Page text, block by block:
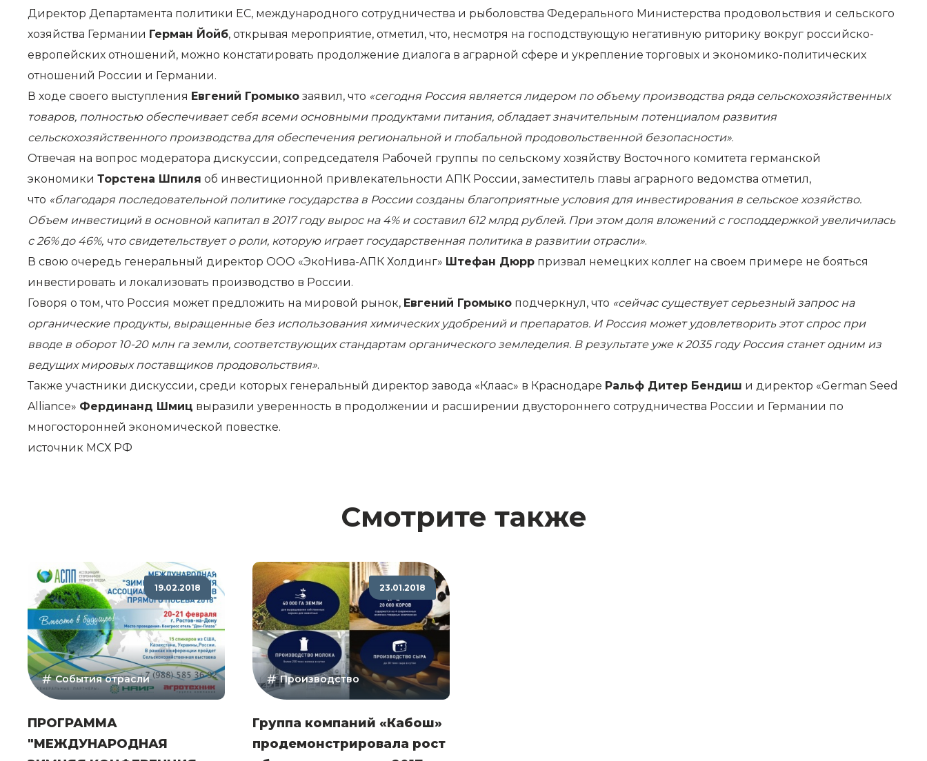
Директор Департамента политики ЕС, международного сотрудничества и рыболовства Федерального Министерства продовольствия и сельского
хозяйства Германии Герман Йойб, открывая мероприятие, отметил, что, несмотря на господствующую негативную риторику вокруг российско-
европейских отношений, можно констатировать продолжение диалога в аграрной сфере и укрепление торговых и экономико-политических
отношений России и Германии.
В ходе своего выступления Евгений Громыко заявил, что «сегодня Россия является лидером по объему производства ряда сельскохозяйственных
товаров, полностью обеспечивает себя всеми основными продуктами питания, обладает значительным потенциалом развития
сельскохозяйственного производства для обеспечения региональной и глобальной продовольственной безопасности».
Отвечая на вопрос модератора дискуссии, сопредседателя Рабочей группы по сельскому хозяйству Восточного комитета германской
экономики Торстена Шпиля об инвестиционной привлекательности АПК России, заместитель главы аграрного ведомства отметил,
что «благодаря последовательной политике государства в России созданы благоприятные условия для инвестирования в сельское хозяйство.
Объем инвестиций в основной капитал в 2017 году вырос на 4% и составил 612 млрд рублей. При этом доля вложений с господдержкой увеличилась
с 26% до 46%, что свидетельствует о роли, которую играет государственная политика в развитии отрасли».
В свою очередь генеральный директор ООО «ЭкоНива-АПК Холдинг» Штефан Дюрр призвал немецких коллег на своем примере не бояться
инвестировать и локализовать производство в России.
Говоря о том, что Россия может предложить на мировой рынок, Евгений Громыко подчеркнул, что «сейчас существует серьезный запрос на
органические продукты, выращенные без использования химических удобрений и препаратов. И Россия может удовлетворить этот спрос при
вводе в оборот 10-20 млн га земли, соответствующих стандартам органического земледелия. В результате уже к 2035 году Россия станет одним из
ведущих мировых поставщиков продовольствия».
Также участники дискуссии, среди которых генеральный директор завода «Клаас» в Краснодаре Ральф Дитер Бендиш и директор «German Seed
Alliance» Фердинанд Шмиц выразили уверенность в продолжении и расширении двустороннего сотрудничества России и Германии по
многосторонней экономической повестке.
источник МСХ РФ
Смотрите также
19.02.2018
События отрасли
ПРОГРАММА
"МЕЖДУНАРОДНАЯ
23.01.2018
Производство
Группа компаний «Кабош»
продемонстрировала рост